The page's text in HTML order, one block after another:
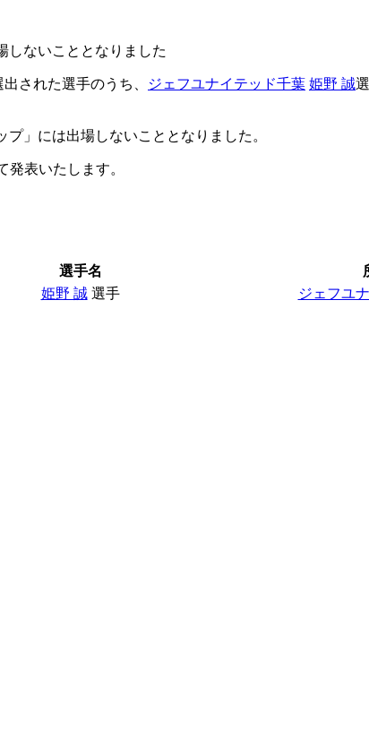
しないこととなりました
された選手のうち、 ジェフユナイテッド千葉 姫野 誠
」には出場しないこととなりました。
表いたします。
選手名
姫野 誠選手 ジェフユ